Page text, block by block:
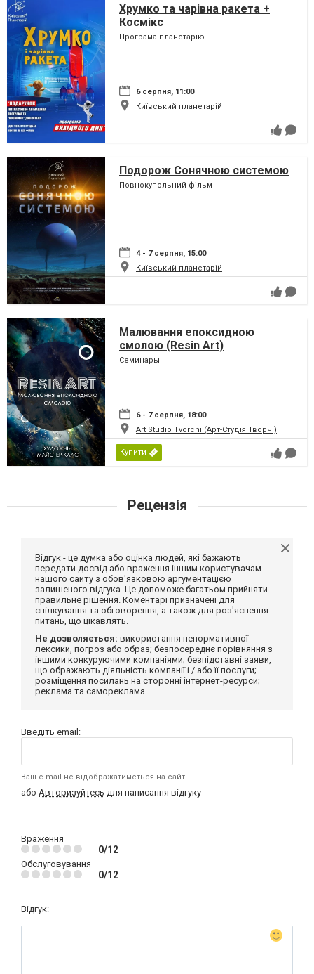
Хрумко та чарівна ракета +
Космікс
Програма планетарію
6 серпня, 11:00
Київський планетарій
Подорож Сонячною системою
Повнокупольний фільм
4 - 7 серпня, 15:00
Київський планетарій
Малювання епоксидною
смолою (Resin Art)
Семинары
6 - 7 серпня, 18:00
Art Studio Tvorchi (Арт-Студія Творчі)
Купити
Рецензія
Відгук - це думка або оцінка людей, які бажають
передати досвід або враження іншим користувачам
нашого сайту з обов'язковою аргументацією
залишеного відгука. Це допоможе багатьом прийняти
правильне рішення. Коментарі призначені для
спілкування та обговорення, а також для роз'яснення
питань, що цікавлять.
Не дозволяється: використання ненормативної
лексики, погроз або образ; безпосереднє порівняння з
іншими конкуруючими компаніями; безпідставні заяви,
що ображають діяльність компанії і / або її послуги;
розміщення посилань на сторонні інтернет-ресурси;
реклама та самореклама.
Введіть email:
Ваш e-mail не відображатиметься на сайті
або Авторизуйтесь для написання відгуку
Враження
0/12
Обслуговування
0/12
Відгук: